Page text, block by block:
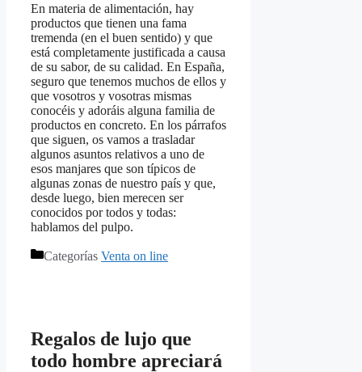
En materia de alimentación, hay
productos que tienen una fama
tremenda (en el buen sentido) y que
está completamente justificada a causa
de su sabor, de su calidad. En España,
seguro que tenemos muchos de ellos y
que vosotros y vosotras mismas
conocéis y adoráis alguna familia de
productos en concreto. En los párrafos
que siguen, os vamos a trasladar
algunos asuntos relativos a uno de
esos manjares que son típicos de
algunas zonas de nuestro país y que,
desde luego, bien merecen ser
conocidos por todos y todas:
hablamos del pulpo.
Categorías Venta on line
Regalos de lujo que
todo hombre apreciará